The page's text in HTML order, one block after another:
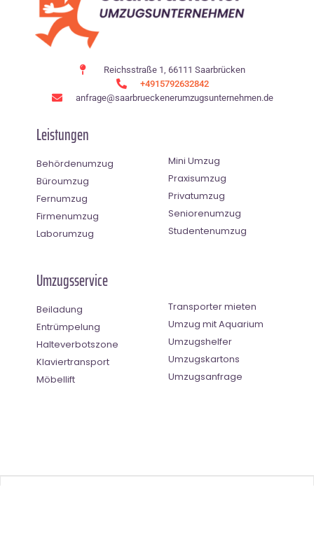
Reichsstraße 1, 66111 Saarbrücken
+4915792632842
anfrage@saarbrueckenerumzugsunternehmen.de
Leistungen
Behördenumzug
Büroumzug
Fernumzug
Firmenumzug
Laborumzug
Mini Umzug
Praxisumzug
Privatumzug
Seniorenumzug
Studentenumzug
Umzugsservice
Beiladung
Entrümpelung
Halteverbotszone
Klaviertransport
Möbellift
Transporter mieten
Umzug mit Aquarium
Umzugshelfer
Umzugskartons
Umzugsanfrage